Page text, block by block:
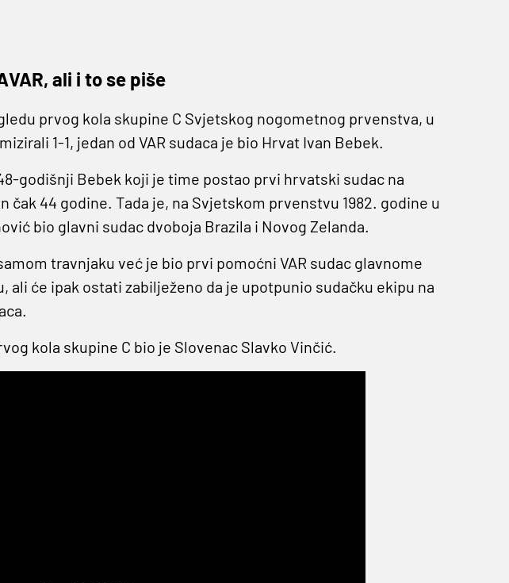
ali i to se piše
prvog kola skupine C Svjetskog nogometnog prvenstva, u
1-1, jedan od VAR sudaca je bio Hrvat Ivan Bebek.
godišnji Bebek koji je time postao prvi hrvatski sudac na
čak 44 godine. Tada je, na Svjetskom prvenstvu 1982. godine u
bio glavni sudac dvoboja Brazila i Novog Zelanda.
travnjaku već je bio prvi pomoćni VAR sudac glavnome
ali će ipak ostati zabilježeno da je upotpunio sudačku ekipu na
kola skupine C bio je Slovenac Slavko Vinčić.